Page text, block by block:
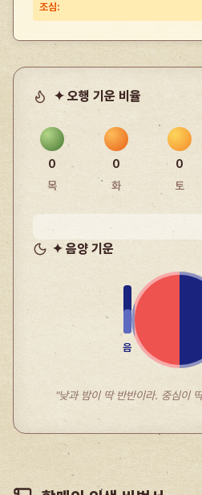
조심:
✦ 오행 기운 비율
0
목
0
화
0
토
✦ 음양 기운
음
"낮과 밤이 딱 반반이라. 중심이